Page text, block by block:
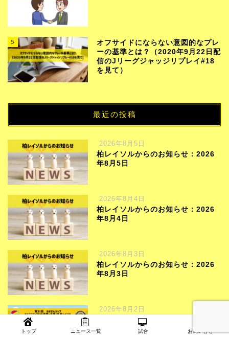
5
オフサイドにならない意図的なプレ
ーの基準とは？（2020年9月22日配
信のJリーグジャッジリプレイ#18
を見て）
最近の投稿
2026年8月5日
柏レイソルからのお知らせ：2026
年8月5日
2026年8月4日
柏レイソルからのお知らせ：2026
年8月4日
2026年8月3日
柏レイソルからのお知らせ：2026
年8月3日
2026年8月2日
第31回 千葉ダービーマッチ ちばぎ
んカップ試合結果
トップ ニュース一覧 試合 お問い合せ